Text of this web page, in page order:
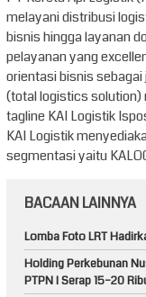
melayani distribusi
bisnis hingga layanan
pelayanan yang
orientasi bisnis
(total logistics solution)
tagline KAI Logistik
KAI Logistik
segmentasi yaitu
BACAAN LAINNYA
Lomba Foto LRT
Holding Perkebunan
PTPN I Serap 15–20